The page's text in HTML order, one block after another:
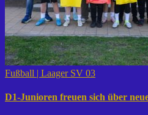
Fußball | Laager SV 03
D1-Junioren freuen sich über